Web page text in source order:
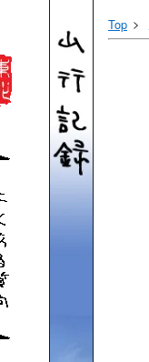
Top